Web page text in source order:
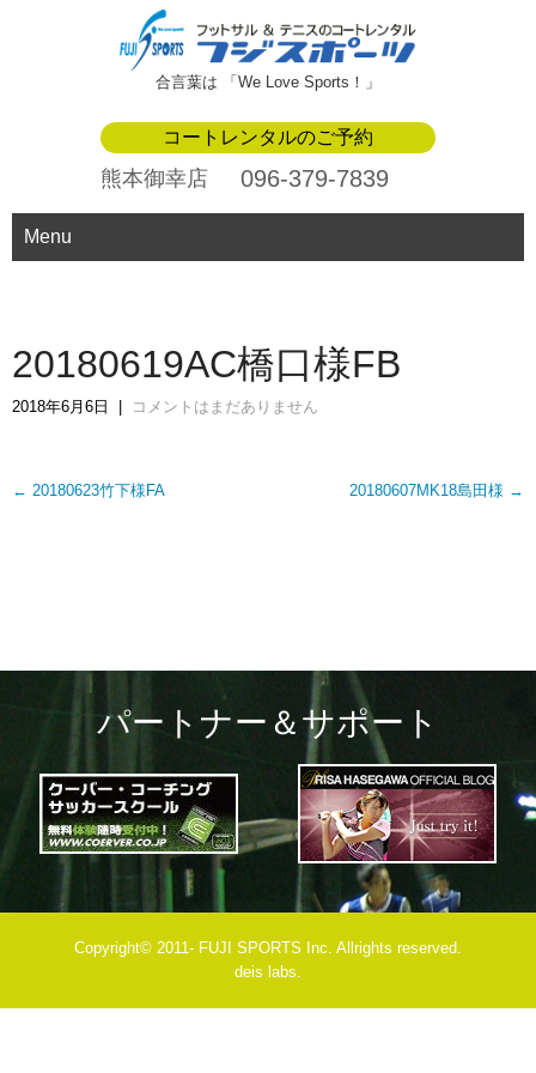
合言葉は 「We Love Sports！」
コートレンタルのご予約
熊本御幸店 096-379-7839
Menu
20180619AC橋口様FB
2018年6月6日 コメントはまだありません
Post
← 20180623竹下様FA 20180607MK18島田様 →
パートナー＆サポート
Copyright© 2011- FUJI SPORTS Inc. Allrights reserved.
deis labs.